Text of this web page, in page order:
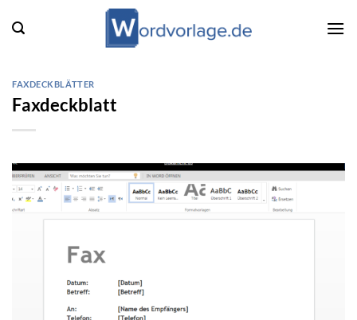
Inhalt
FAXDECKBLÄTTER
Faxdeckblatt